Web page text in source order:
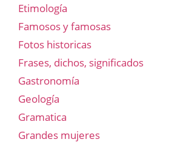
Etimología
Famosos y famosas
Fotos historicas
Frases, dichos, significados
Gastronomía
Geología
Gramatica
Grandes mujeres